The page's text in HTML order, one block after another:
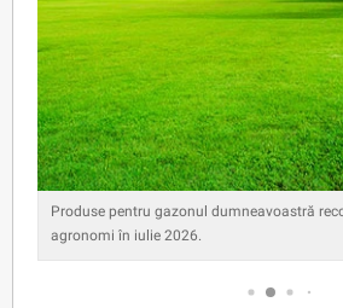
Produse pentru gazonul dumneavoastră
agronomi în iulie 2026.